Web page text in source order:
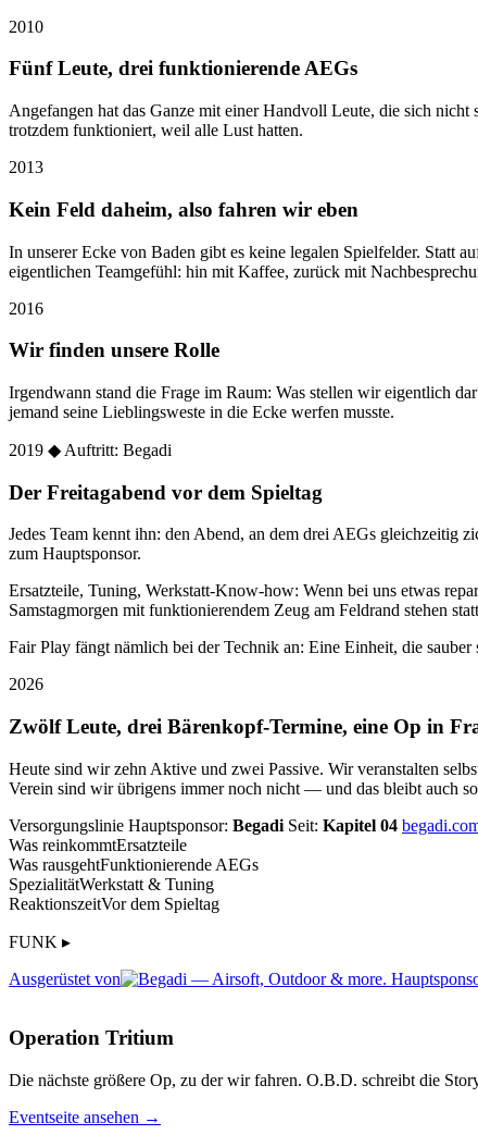
2010
Fünf Leute, drei funktionierende AEGs
Angefangen hat das Ganze mit einer Handvoll Leute, die sich
trotzdem funktioniert, weil alle Lust hatten.
2013
Kein Feld daheim, also fahren wir eben
In unserer Ecke von Baden gibt es keine legalen Spielfelder. Statt
eigentlichen Teamgefühl: hin mit Kaffee, zurück mit
2016
Wir finden unsere Rolle
Irgendwann stand die Frage im Raum: Was stellen wir eigentlich
jemand seine Lieblingsweste in die Ecke werfen musste.
2019 ◆ Auftritt: Begadi
Der Freitagabend vor dem Spieltag
Jedes Team kennt ihn: den Abend, an dem drei AEGs gleichzeitig
zum Hauptsponsor.
Ersatzteile, Tuning, Werkstatt-Know-how: Wenn bei uns etwas
Samstagmorgen mit funktionierendem Zeug am Feldrand stehen
Fair Play fängt nämlich bei der Technik an: Eine Einheit, die
2026
Zwölf Leute, drei Bärenkopf-Termine, eine Op in
Heute sind wir zehn Aktive und zwei Passive. Wir veranstalten
Verein sind wir übrigens immer noch nicht — und das bleibt auch
Versorgungslinie Hauptsponsor: Begadi Seit: Kapitel 04
Was reinkommtErsatzteile
Was rausgehtFunktionierende AEGs
SpezialitätWerkstatt & Tuning
ReaktionszeitVor dem Spieltag
FUNK ▸
Ausgerüstet von
Operation Tritium
Die nächste größere Op, zu der wir fahren. O.B.D. schreibt die
Eventseite ansehen →